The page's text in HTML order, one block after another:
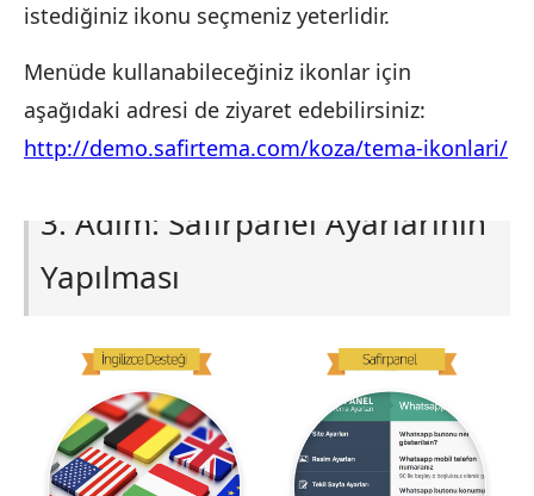
istediğiniz ikonu seçmeniz yeterlidir.
Menüde kullanabileceğiniz ikonlar için
aşağıdaki adresi de ziyaret edebilirsiniz:
http://demo.safirtema.com/koza/tema-ikonlari/
3. Adım: Safirpanel Ayarlarının
Yapılması